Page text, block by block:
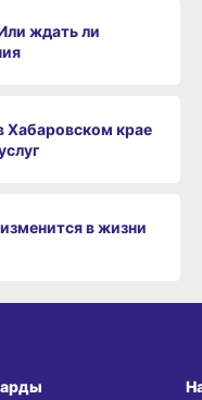
ждать ли
Хабаровском крае
в жизни